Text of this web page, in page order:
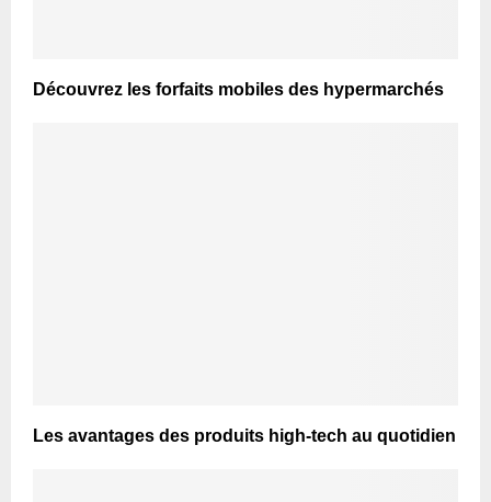
Découvrez les forfaits mobiles des hypermarchés
Les avantages des produits high-tech au quotidien